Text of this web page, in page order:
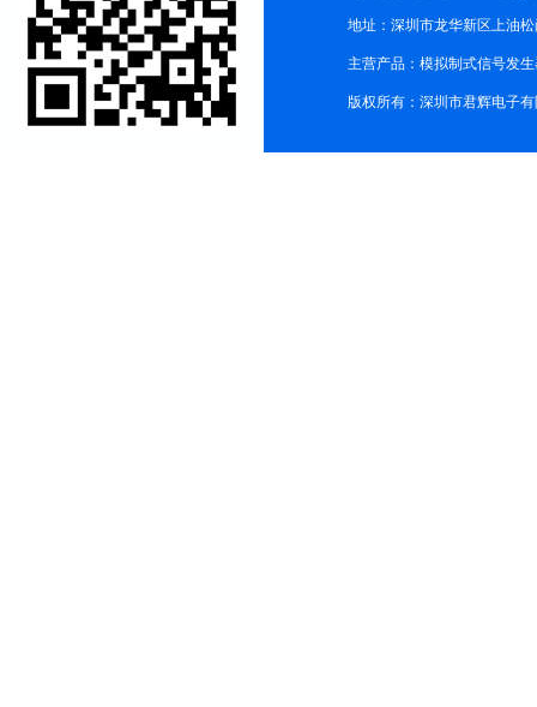
地址：深圳市龙华新区上油松
主营产品：模拟制式信号发
版权所有：深圳市君辉电子